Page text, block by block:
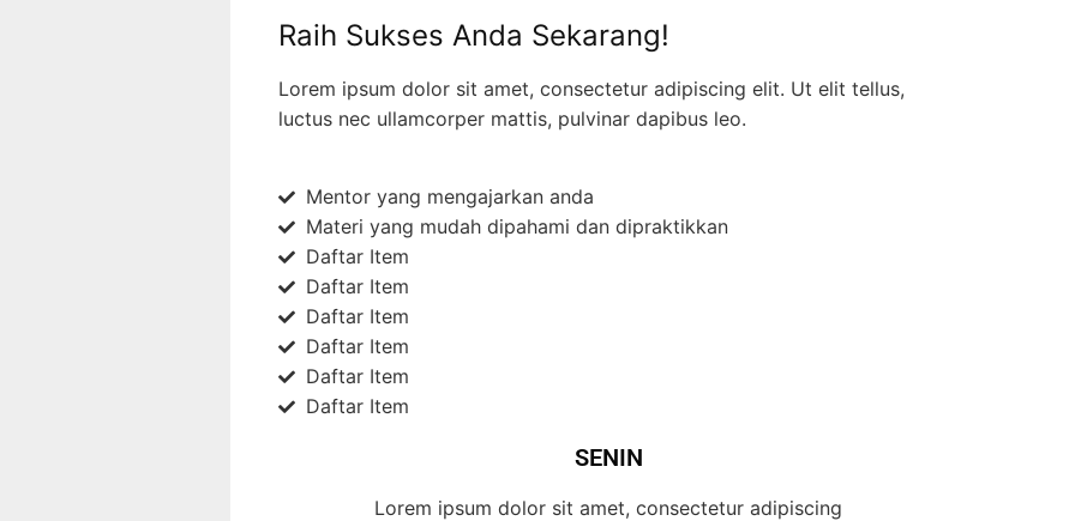
Raih Sukses Anda Sekarang!
Lorem ipsum dolor sit amet, consectetur adipiscing elit. Ut elit tellus,
luctus nec ullamcorper mattis, pulvinar dapibus leo.
Mentor yang mengajarkan anda
Materi yang mudah dipahami dan dipraktikkan
Daftar Item
Daftar Item
Daftar Item
Daftar Item
Daftar Item
Daftar Item
SENIN
Lorem ipsum dolor sit amet, consectetur adipiscing